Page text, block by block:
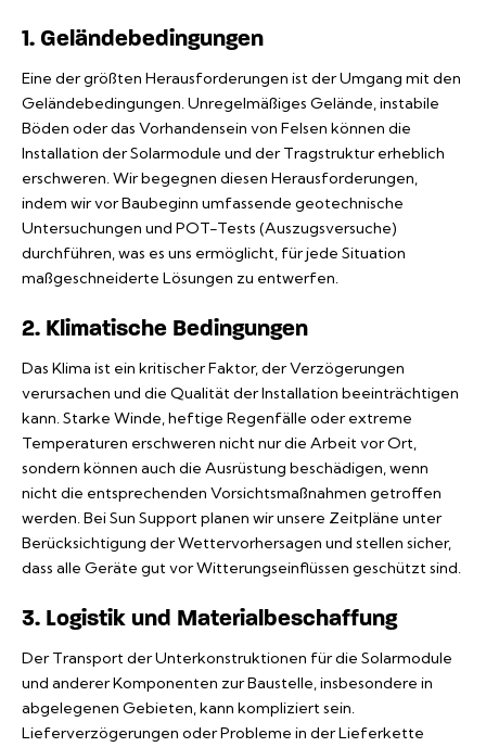
1. Geländebedingungen
Eine der größten Herausforderungen ist der Umgang mit den
Geländebedingungen. Unregelmäßiges Gelände, instabile
Böden oder das Vorhandensein von Felsen können die
Installation der Solarmodule und der Tragstruktur erheblich
erschweren. Wir begegnen diesen Herausforderungen,
indem wir vor Baubeginn umfassende geotechnische
Untersuchungen und POT-Tests (Auszugsversuche)
durchführen, was es uns ermöglicht, für jede Situation
maßgeschneiderte Lösungen zu entwerfen.
2. Klimatische Bedingungen
Das Klima ist ein kritischer Faktor, der Verzögerungen
verursachen und die Qualität der Installation beeinträchtigen
kann. Starke Winde, heftige Regenfälle oder extreme
Temperaturen erschweren nicht nur die Arbeit vor Ort,
sondern können auch die Ausrüstung beschädigen, wenn
nicht die entsprechenden Vorsichtsmaßnahmen getroffen
werden. Bei Sun Support planen wir unsere Zeitpläne unter
Berücksichtigung der Wettervorhersagen und stellen sicher,
dass alle Geräte gut vor Witterungseinflüssen geschützt sind.
3. Logistik und Materialbeschaffung
Der Transport der Unterkonstruktionen für die Solarmodule
und anderer Komponenten zur Baustelle, insbesondere in
abgelegenen Gebieten, kann kompliziert sein.
Lieferverzögerungen oder Probleme in der Lieferkette